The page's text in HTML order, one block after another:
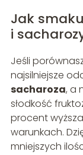
Jak
i
Jeśli
najsilniejsze
sacharoza, a
słodkość
procent
warunkach.
mniejszych